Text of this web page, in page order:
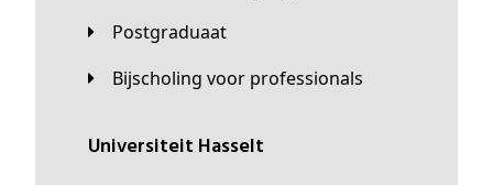
Postgraduaat
Bijscholing voor professionals
universiteit Hasselt